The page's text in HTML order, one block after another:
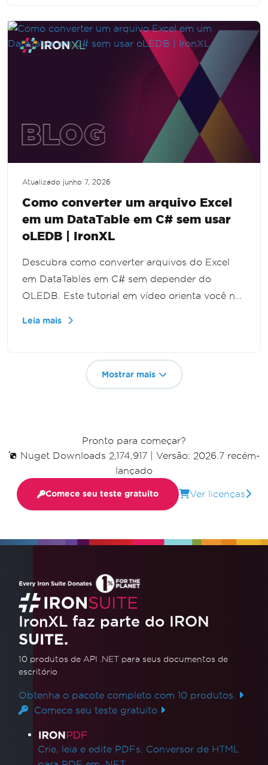
de dados.
Atualizado junho 7, 2026
Como converter um arquivo Excel
em um DataTable em C# sem usar
oLEDB | IronXL
Descubra como converter arquivos do Excel
em DataTables em C# sem depender do
OLEDB. Este tutorial em vídeo orienta você no
simplificando seu código.
Leia mais
Mostrar mais
Pronto para começar?
Nuget Downloads 2,174,917
Versão: 2026.7 recém-
lançado
Comece seu teste gratuito Ver licenças
IronXL faz parte do IRON
SUITE.
10 produtos de API .NET para seus documentos de
escritório
Obtenha o pacote completo com 10 produtos.
Comece seu teste gratuito
Links de produtos
Crie, leia e edite PDFs. Conversor de HTML